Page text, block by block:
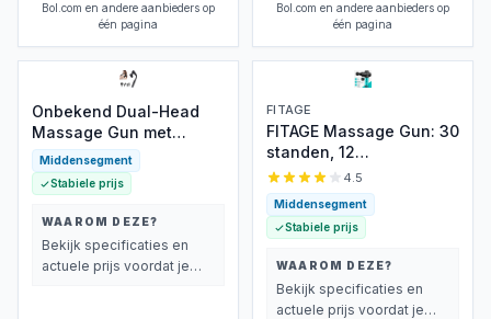
Bol.com en andere aanbieders op
één pagina
Bol.com en andere aanbieders op
één pagina
Onbekend Dual-Head
Massage Gun met
Verlengsteel, 12 Standen
Middensegment
Stabiele prijs
WAAROM DEZE?
Bekijk specificaties en
actuele prijs voordat je
FITAGE
FITAGE Massage Gun: 30
standen, 12
opzetstukken, 7 uur
batterij
4.5
Middensegment
Stabiele prijs
WAAROM DEZE?
Bekijk specificaties en
actuele prijs voordat je